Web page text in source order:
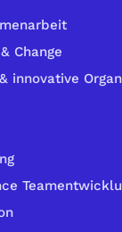
Change
innovative